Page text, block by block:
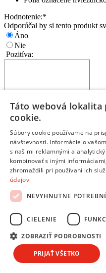
Hodnotenie:*
Odporúčal by si tento produkt
Áno
Nie
Pozitíva:
Napíš najdôležitejšie
Ktoré vlastnosti tohto
Každý bod napíš na nový
Negatíva:
Čo by mohlo byť na
Každý bod napíš na
Ak si s výrobkom 100%
Zhrnutie:
*
Táto webová lokalita
cookie.
Súbory cookie používame na
návštevnosti. Informácie o
s našimi reklamnými a
kombinovať s inými
zhromaždili pri používaní ich
údajov
NEVYHNUTNE
CIELENIE
ZOBRAZIŤ PODROBNOSTI
PRIJAŤ VŠETKO